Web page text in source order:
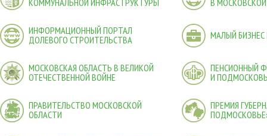
КОММУНАЛЬНОЙ ИНФРАСТРУКТУРЫ В
ИНФОРМАЦИОННЫЙ ПОРТАЛ
ДОЛЕВОГО СТРОИТЕЛЬСТВА
МАЛЫЙ
МОСКОВСКАЯ ОБЛАСТЬ В ВЕЛИКОЙ
ОТЕЧЕСТВЕННОЙ ВОЙНЕ
ПЕНСИОННЫЙ
И
ПРАВИТЕЛЬСТВО МОСКОВСКОЙ
ОБЛАСТИ
ПРЕМИЯ